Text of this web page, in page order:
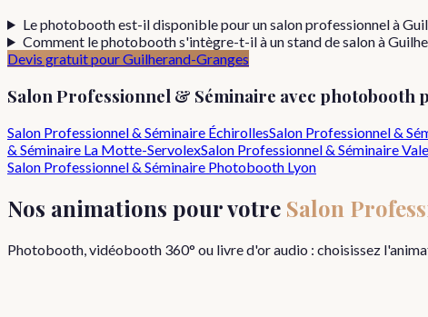
Le photobooth est-il disponible pour un salon professionnel à
Comment le photobooth s'intègre-t-il à un stand de salon à
Devis gratuit pourGuilherand-Granges
Salon Professionnel & Séminaire avec photobooth
Salon Professionnel & Séminaire ÉchirollesSalon Professionnel &
& Séminaire La Motte-ServolexSalon Professionnel & Séminaire
Salon Professionnel & Séminaire Photobooth Lyon
Nos animations pour votre Salon
Photobooth, vidéobooth 360° ou livre d'or audio : choisissez